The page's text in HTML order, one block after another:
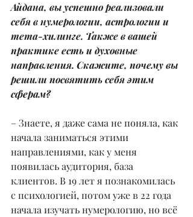
Айдана, вы успешно реализовали
себя в нумерологии, астрологии и
тета-хилинге. Также в вашей
практике есть и духовные
направления. Скажите, почему вы
решили посвятить себя этим
сферам?
– Знаете, я даже сама не поняла, как
начала заниматься этими
направлениями, как у меня
появилась аудитория, база
клиентов. В 19 лет я познакомилась
с психологией, потом уже в 22 года
начала изучать нумерологию, но всё